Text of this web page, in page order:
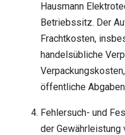
Hausmann
Betriebssitz. Der
Frachtkosten,
handelsübliche
öffentliche
Fehlersuch- und
der Gewährleistung